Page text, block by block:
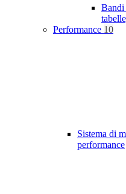
Bandi
Performance 10
Sistema di
performance